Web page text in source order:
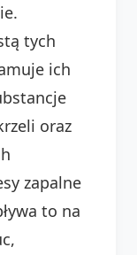
tych
ich
oraz
zapalne
to na